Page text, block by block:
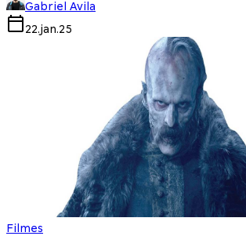
Gabriel Avila
22.jan.25
Filmes